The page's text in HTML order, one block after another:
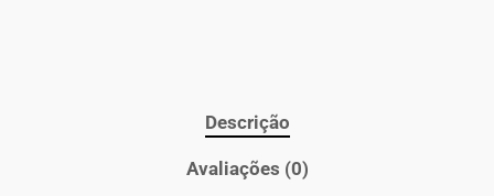
Descrição
Avaliações (0)